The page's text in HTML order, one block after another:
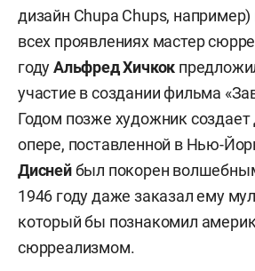
дизайн Chupa Chups,
всех проявлениях мастер
годуАльфред Хичкок
участие в создании фильма
Годом позже художник создает
опере, поставленной в Нью-
Диснейбыл покорен
1946 году даже заказал ему
который бы познакомил
сюрреализмом.